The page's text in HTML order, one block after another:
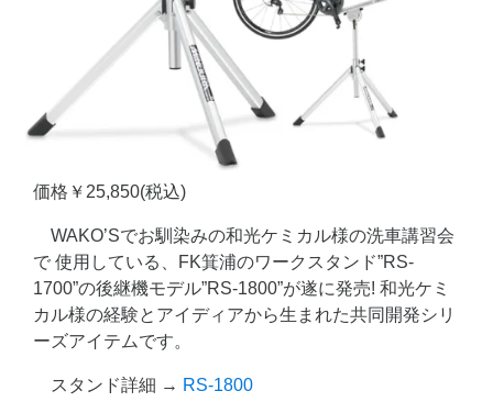
価格￥25,850(税込)
WAKO’Sでお馴染みの和光ケミカル様の洗車講習会
で 使用している、FK箕浦のワークスタンド”RS-
1700”の後継機モデル”RS-1800”が遂に発売! 和光ケミ
カル様の経験とアイディアから生まれた共同開発シリ
ーズアイテムです。
スタンド詳細 → RS-1800